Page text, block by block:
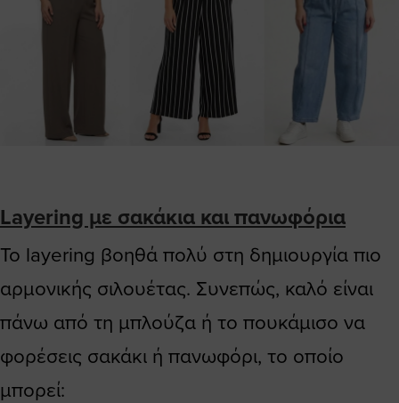
Layering με σακάκια και πανωφόρια
Το layering βοηθά πολύ στη δημιουργία πιο
αρμονικής σιλουέτας. Συνεπώς, καλό είναι
πάνω από τη μπλούζα ή το πουκάμισο να
φορέσεις σακάκι ή πανωφόρι, το οποίο
μπορεί: